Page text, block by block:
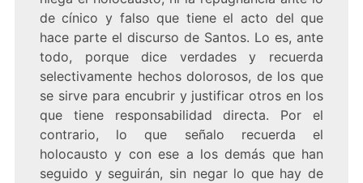
de cínico y falso que tiene el acto del que
hace parte el discurso de Santos. Lo es, ante
todo, porque dice verdades y recuerda
selectivamente hechos dolorosos, de los que
se sirve para encubrir y justificar otros en los
que tiene responsabilidad directa. Por el
contrario, lo que señalo recuerda el
holocausto y con ese a los demás que han
seguido y seguirán, sin negar lo que hay de